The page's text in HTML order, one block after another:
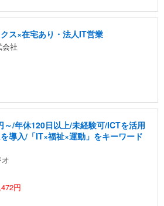
ス×在宅あり・法人IT営業
社
～/年休120日以上/未経験可/ICTを活用
導入/「IT×福祉×運動」をキーワード
円